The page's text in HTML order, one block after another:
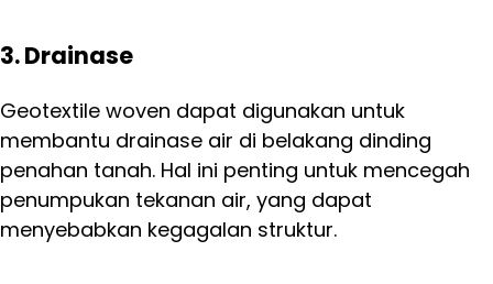
3. Drainase
Geotextile woven dapat digunakan untuk
membantu drainase air di belakang dinding
penahan tanah. Hal ini penting untuk mencegah
penumpukan tekanan air, yang dapat
menyebabkan kegagalan struktur.